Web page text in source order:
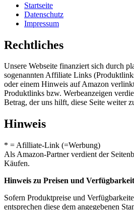
Startseite
Datenschutz
Impressum
Rechtliches
Unsere Webseite finanziert sich durch
sogenannten Affiliate Links
oder einem Hinweis auf Amazon
Produktlinks bzw. Werbeanzeigen
Betrag, der uns hilft, diese Seite weiter
Hinweis
* = Afilliate-Link (=Werbung)
Als Amazon-Partner verdient der
Käufen.
Hinweis zu Preisen und
Sofern Produktpreise und
entsprechen diese dem angegebenen